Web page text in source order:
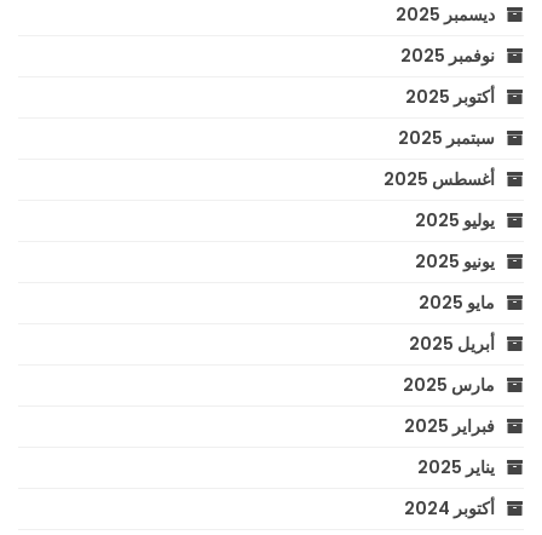
ديسمبر 2025
نوفمبر 2025
أكتوبر 2025
سبتمبر 2025
أغسطس 2025
يوليو 2025
يونيو 2025
مايو 2025
أبريل 2025
مارس 2025
فبراير 2025
يناير 2025
أكتوبر 2024